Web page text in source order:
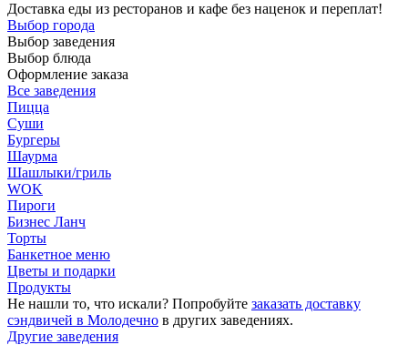
Доставка еды из ресторанов и кафе без наценок и переплат!
Выбор города
Выбор заведения
Выбор блюда
Оформление заказа
Все заведения
Пицца
Суши
Бургеры
Шаурма
Шашлыки/гриль
WOK
Пироги
Бизнес Ланч
Торты
Банкетное меню
Цветы и подарки
Продукты
Не нашли то, что искали? Попробуйте заказать доставку
сэндвичей в Молодечно в других заведениях.
Другие заведения